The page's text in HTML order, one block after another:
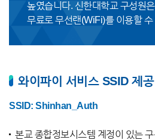
높였습니다. 신한대학교 구성원
무료로 무선랜(WiFi)를 이용할 수
와이파이 서비스 SSID 제
SSID: Shinhan_Auth
본교 종합정보시스템 계정이 있는